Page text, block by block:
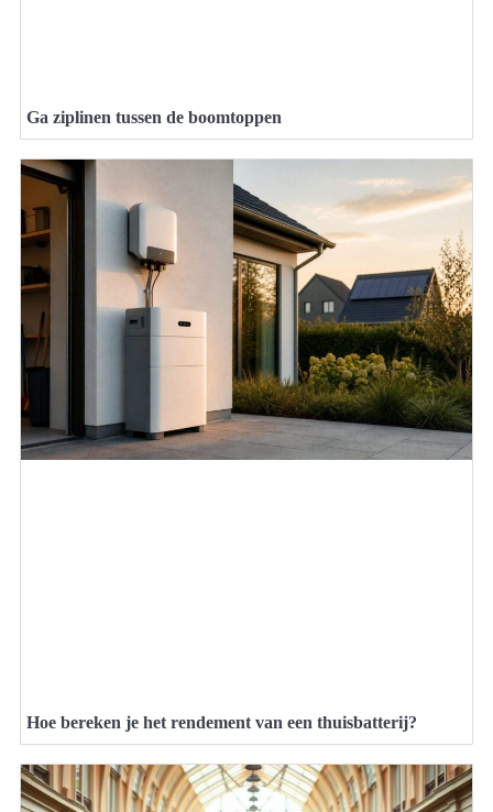
Ga ziplinen tussen de boomtoppen
Hoe bereken je het rendement van een thuisbatterij?